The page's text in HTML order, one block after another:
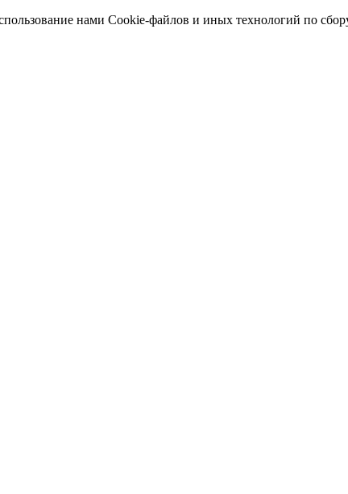
нами Cookie-файлов и иных технологий по